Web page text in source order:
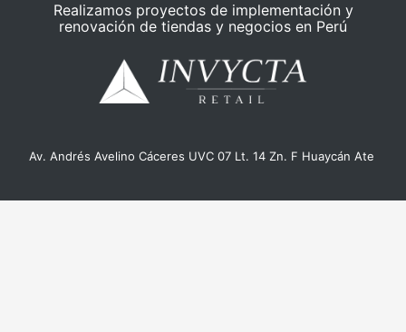
Realizamos proyectos de implementación y
renovación de tiendas y negocios en Perú
Av. Andrés Avelino Cáceres UVC 07 Lt. 14 Zn. F Huaycán Ate